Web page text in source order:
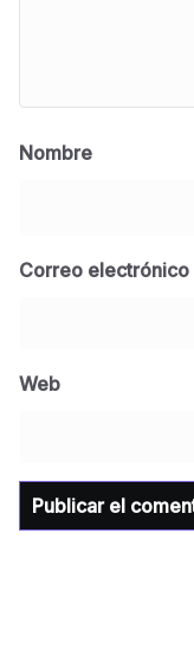
Nombre
Correo electrónico
Web
para la